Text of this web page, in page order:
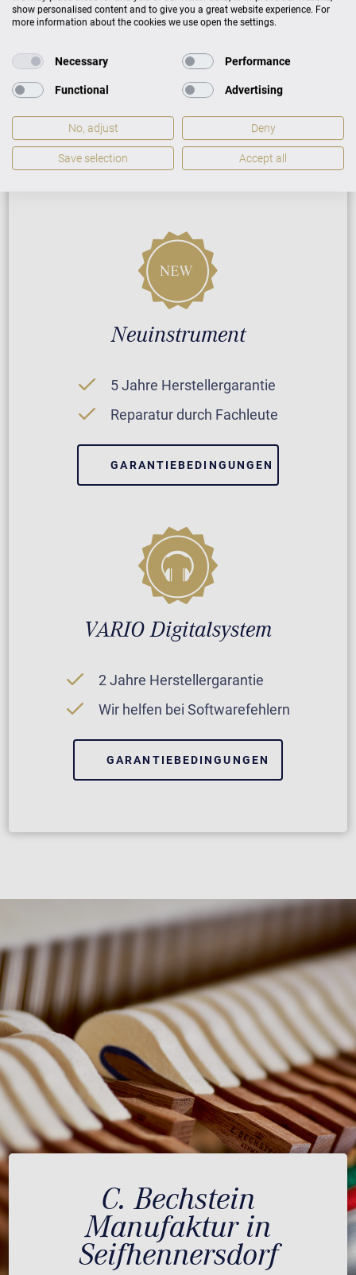
CONCERT A-192
PREISLISTE HERUNTERLADEN
Neuinstrument
5 Jahre Herstellergarantie
Reparatur durch Fachleute
GARANTIEBEDINGUNGEN
VARIO Digitalsystem
2 Jahre Herstellergarantie
Wir helfen bei Softwarefehlern
GARANTIEBEDINGUNGEN
C. Bechstein
Manufaktur in
Seifhennersdorf
show personalised content and to give you a great website experience. For
more information about the cookies we use open the settings.
Necessary Performance
Functional Advertising
No, adjust Deny
Save selection Accept all